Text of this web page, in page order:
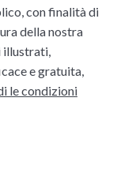
con finalità di
della nostra
illustrati,
e gratuita,
le condizioni